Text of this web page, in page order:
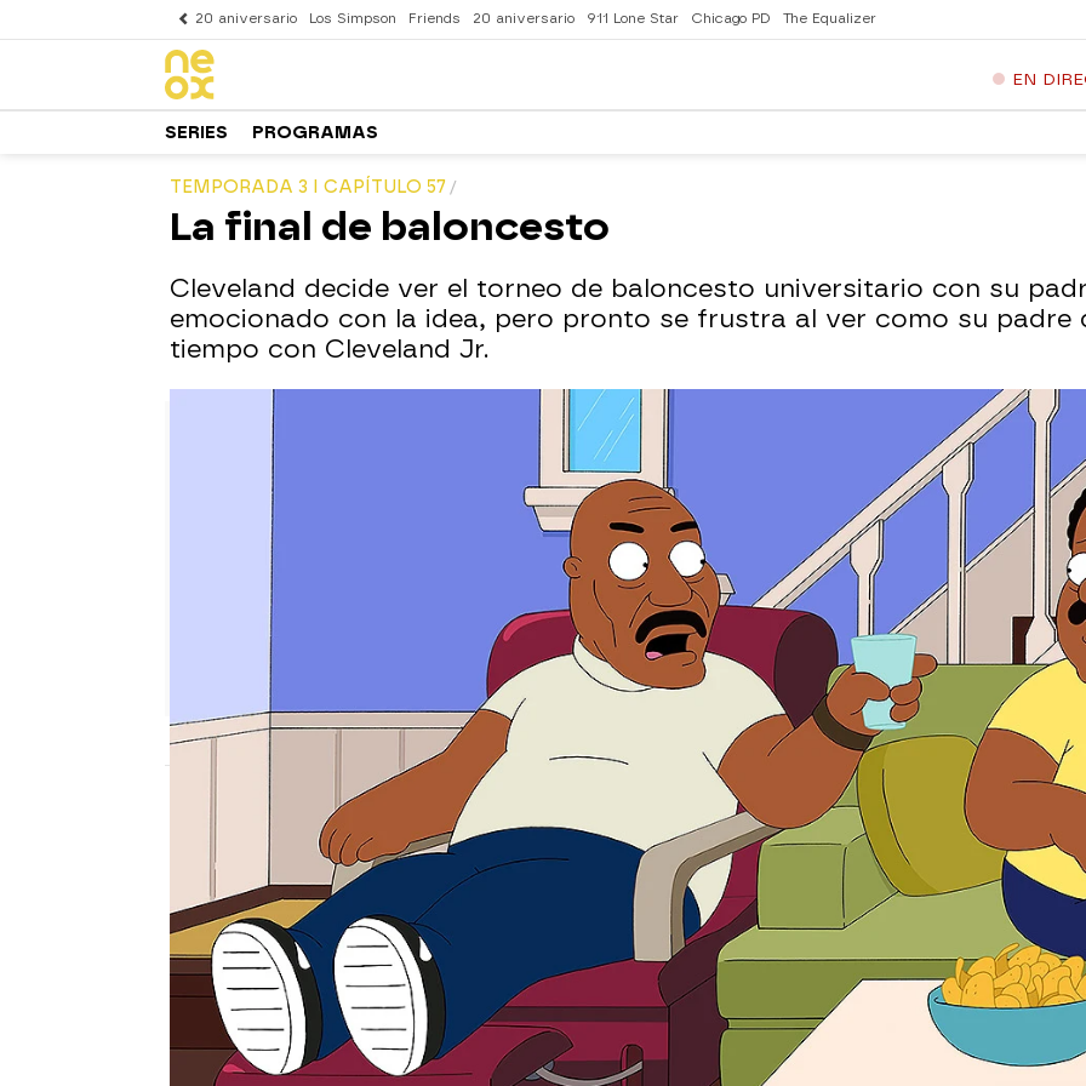
20 aniversario Los Simpson Friends 20 aniversario 911 Lone Star Chicago PD The Equalizer
EN
SERIES PROGRAMAS
TEMPORADA 3 I CAPÍTULO 57
La final de baloncesto
Cleveland decide ver el torneo de baloncesto universitario con su
emocionado con la idea, pero pronto se frustra al ver como su padre
tiempo con Cleveland Jr.
Publicado: 09 de octubre de 2012, 15:30
WhatsappFacebook
X
Cuando Cleveland descubre la verdadera razón detrás de la
actitud fría de su padre, se decide a encontrar una nueva
figura paterna. Mientras tanto, Rallo compra un coche
deportivo de lujo, pero su paseo rápido con sus amigos
pronto se convierte en algo peligroso.